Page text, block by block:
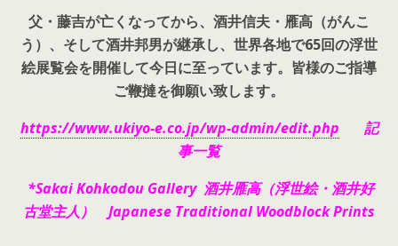
父・藤吉が亡くなってから、酒井信夫・雁高（がんこ
う）、そして酒井邦男が継承し、世界各地で65回の浮世
絵展覧会を開催して今日に至っています。皆様のご指導
ご鞭撻を御願い致します。
https://www.ukiyo-e.co.jp/wp-admin/edit.php 記
事一覧
*Sakai Kohkodou Gallery 酒井雁高（浮世絵・酒井好
古堂主人） Japanese Traditional Woodblock Prints